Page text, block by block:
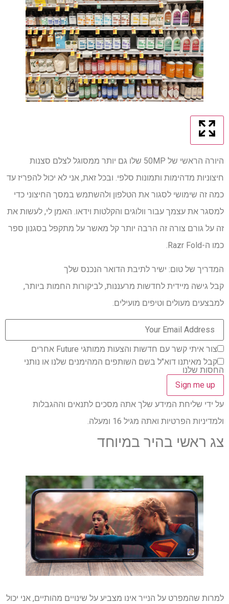
היורה הראשי של 50MP שלו גם יותר ממסוגל לצלם סצנות
חיצוניות מדהימות ותמונות סלפי. ובכל זאת, אני לא יכול להפריז עד
כמה זה שימושי לסגור את הטלפון ולהשתמש במסך החיצוני כדי
למסגר את עצמך עבור וולוגים והקלטות וידאו. האמן לי, לעשות את
זה על גורם צורה זה הרבה יותר קל מאשר על מתקפל בסגנון ספר
כמו ה-Razr Fold.
המדריך של טום: ישיר לתיבת הדואר הנכנס שלך
קבל גישה מיידית לחדשות מרעננות, לביקורות החמות ביותר,
למבצעים מעולים וטיפים מועילים.
צור איתי קשר עם חדשות והצעות ממותגי Future אחרים
קבל מאיתנו דוא"ל בשם השותפים המהימנים שלנו או נותני
החסות שלנו
על ידי שליחת המידע שלך אתה מסכים לתנאים וההגבלות
ולמדיניות הפרטיות ואתה מגיל 16 ומעלה.
צג ראשי בהיר במיוחד
למרות שהמפרט על הנייר אינו מצביע על שינויים מהותיים, אני יכול